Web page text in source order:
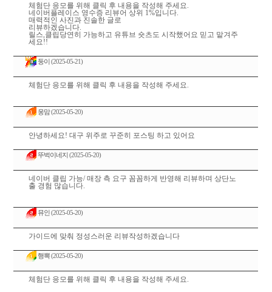
체험단 응모를 위해 클릭 후 내용을 작성해 주세요.
네이버플레이스 영수증 리뷰어 상위 1%입니다.
매력적인 사진과 진솔한 글로
리뷰하겠습니다.
릴스,클립당연히 가능하고 유튜브 숏츠도 시작했어요 믿고 맡겨주
세요!!
둥이(2025-05-21)
체험단 응모를 위해 클릭 후 내용을 작성해 주세요.
웅맘(2025-05-20)
안녕하세요! 대구 위주로 꾸준히 포스팅 하고 있어요
뚜벅이네지(2025-05-20)
네이버 클립 가능/ 매장 측 요구 꼼꼼하게 반영해 리뷰하며 상단노
출 경험 많습니다.
뮤인(2025-05-20)
가이드에 맞춰 정성스러운 리뷰작성하겠습니다
행뽁(2025-05-20)
체험단 응모를 위해 클릭 후 내용을 작성해 주세요.